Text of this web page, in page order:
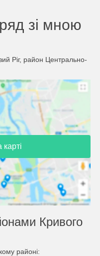
зі мною
Ріг, район Центрально-
Кривого
районі: